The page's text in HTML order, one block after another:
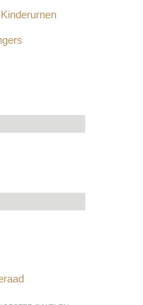
Kinderurnen